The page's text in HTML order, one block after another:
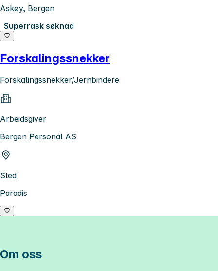
Askøy, Bergen
Superrask søknad
Forskalingssnekker
Forskalingssnekker/Jernbindere
Arbeidsgiver
Bergen Personal AS
Sted
Paradis
Om oss